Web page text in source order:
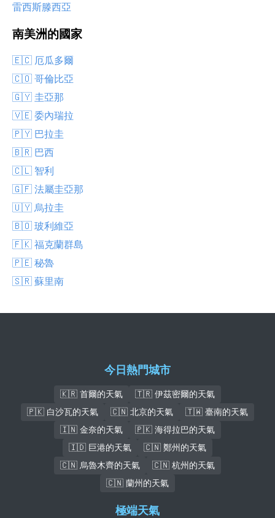
雷西斯滕西亞
南美洲的國家
🇪🇨 厄瓜多爾
🇨🇴 哥倫比亞
🇬🇾 圭亞那
🇻🇪 委內瑞拉
🇵🇾 巴拉圭
🇧🇷 巴西
🇨🇱 智利
🇬🇫 法屬圭亞那
🇺🇾 烏拉圭
🇧🇴 玻利維亞
🇫🇰 福克蘭群島
🇵🇪 秘魯
🇸🇷 蘇里南
今日熱門城市
🇰🇷 首爾的天氣
🇹🇷 伊茲密爾的天氣
🇵🇰 白沙瓦的天氣
🇨🇳 北京的天氣
🇹🇼 臺南的天氣
🇮🇳 金奈的天氣
🇵🇰 海得拉巴的天氣
🇮🇩 巨港的天氣
🇨🇳 鄭州的天氣
🇨🇳 烏魯木齊的天氣
🇨🇳 杭州的天氣
🇨🇳 蘭州的天氣
極端天氣